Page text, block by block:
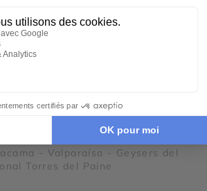
de /pers
- Valparaíso - Geysers del
Torres del Paine